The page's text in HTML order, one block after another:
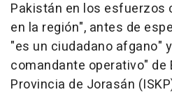
Pakistán en los esfuerzos
en la región", antes de
"es un ciudadano afgano"
comandante operativo"
Provincia de Jorasán